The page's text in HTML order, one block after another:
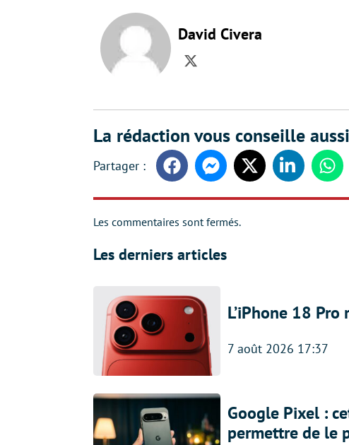
David Civera
Twitter
La rédaction vous conseille
FacebookMessengerTwitter Linkedin
Les commentaires sont fermés.
Les derniers articles
L’iPhone 18
7 août 2026 17:37
Google Pixel :
permettre de le